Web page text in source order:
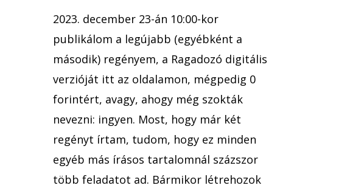
bejegyzéshez
2023. december 23-án 10:00-kor
publikálom a legújabb (egyébként a
második) regényem, a Ragadozó digitális
verzióját itt az oldalamon, mégpedig 0
forintért, avagy, ahogy még szokták
nevezni: ingyen. Most, hogy már két
regényt írtam, tudom, hogy ez minden
egyéb más írásos tartalomnál százszor
több feladatot ad. Bármikor létrehozok